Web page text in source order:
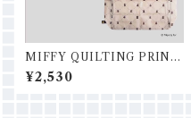
MIFFY QUILTING PRINT
ショッピングバッグM
¥2,530